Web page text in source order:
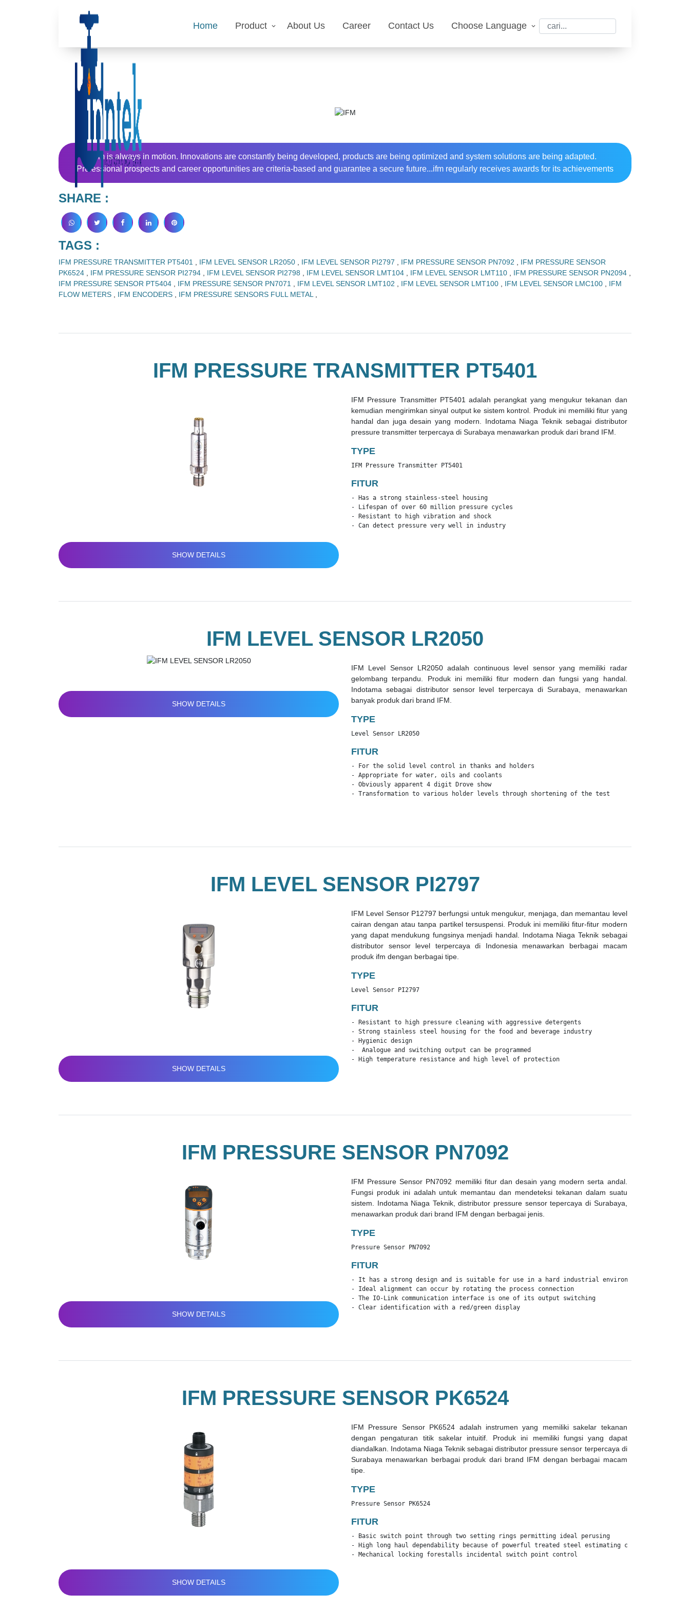
Home Product About Us Career Contact Us Choose Language
ifm is always in motion. Innovations are constantly being developed, products are being optimized and system solutions are being adapted.
Professional prospects and career opportunities are criteria-based and guarantee a secure future...ifm regularly receives awards for its achievements
SHARE :
TAGS :
IFM PRESSURE TRANSMITTER PT5401 IFM LEVEL SENSOR LR2050 IFM LEVEL SENSOR PI2797 IFM PRESSURE SENSOR PN7092
IFM PRESSURE SENSOR
PK6524
IFM PRESSURE SENSOR PI2794 IFM LEVEL SENSOR PI2798 IFM LEVEL SENSOR LMT104 IFM LEVEL SENSOR LMT110 IFM PRESSURE SENSOR PN2094
IFM PRESSURE SENSOR PT5404
IFM PRESSURE SENSOR PN7071 IFM LEVEL SENSOR LMT102 IFM LEVEL SENSOR LMT100 IFM LEVEL SENSOR LMC100
IFM
FLOW METERS
IFM ENCODERS IFM PRESSURE SENSORS FULL METAL
IFM PRESSURE TRANSMITTER PT5401
SHOW DETAILS
IFM Pressure Transmitter PT5401 adalah perangkat yang mengukur tekanan dan
kemudian mengirimkan sinyal output ke sistem kontrol. Produk ini memiliki fitur yang
handal dan juga desain yang modern. Indotama Niaga Teknik sebagai distributor
pressure transmitter terpercaya di Surabaya menawarkan produk dari brand IFM.
TYPE
IFM Pressure Transmitter PT5401
FITUR
- Has a strong stainless-steel housing
- Lifespan of over 60 million pressure cycles
- Resistant to high vibration and shock
- Can detect pressure very well in industry
IFM LEVEL SENSOR LR2050
SHOW DETAILS
IFM Level Sensor LR2050 adalah continuous level sensor yang memiliki radar
gelombang terpandu. Produk ini memiliki fitur modern dan fungsi yang handal.
Indotama sebagai distributor sensor level terpercaya di Surabaya, menawarkan
banyak produk dari brand IFM.
TYPE
Level Sensor LR2050
FITUR
- For the solid level control in thanks and holders
- Appropriate for water, oils and coolants
- Obviously apparent 4 digit Drove show
- Transformation to various holder levels through shortening of the test
IFM LEVEL SENSOR PI2797
SHOW DETAILS
IFM Level Sensor P12797 berfungsi untuk mengukur, menjaga, dan memantau level
cairan dengan atau tanpa partikel tersuspensi. Produk ini memiliki fitur-fitur modern
yang dapat mendukung fungsinya menjadi handal. Indotama Niaga Teknik sebagai
distributor sensor level terpercaya di Indonesia menawarkan berbagai macam
produk ifm dengan berbagai tipe.
TYPE
Level Sensor PI2797
FITUR
- Resistant to high pressure cleaning with aggressive detergents
- Strong stainless steel housing for the food and beverage industry
- Hygienic design
-  Analogue and switching output can be programmed
- High temperature resistance and high level of protection
IFM PRESSURE SENSOR PN7092
SHOW DETAILS
IFM Pressure Sensor PN7092 memiliki fitur dan desain yang modern serta andal.
Fungsi produk ini adalah untuk memantau dan mendeteksi tekanan dalam suatu
sistem. Indotama Niaga Teknik, distributor pressure sensor tepercaya di Surabaya,
menawarkan produk dari brand IFM dengan berbagai jenis.
TYPE
Pressure Sensor PN7092
FITUR
- It has a strong design and is suitable for use in a hard industrial environments
- Ideal alignment can occur by rotating the process connection
- The IO-Link communication interface is one of its output switching
- Clear identification with a red/green display
IFM PRESSURE SENSOR PK6524
SHOW DETAILS
IFM Pressure Sensor PK6524 adalah instrumen yang memiliki sakelar tekanan
dengan pengaturan titik sakelar intuitif. Produk ini memiliki fungsi yang dapat
diandalkan. Indotama Niaga Teknik sebagai distributor pressure sensor terpercaya di
Surabaya menawarkan berbagai produk dari brand IFM dengan berbagai macam
tipe.
TYPE
Pressure Sensor PK6524
FITUR
- Basic switch point through two setting rings permitting ideal perusing
- High long haul dependability because of powerful treated steel estimating cell with high
- Mechanical locking forestalls incidental switch point control